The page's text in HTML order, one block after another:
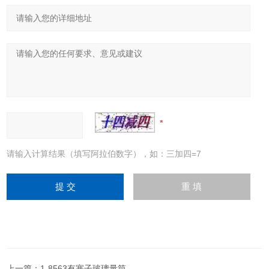
请输入计算结果（填写阿拉伯数字），如：三加四=7